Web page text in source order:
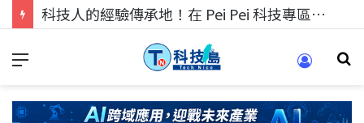
科技人的經驗傳承地！在 Pei Pei 科技專區，與學弟妹交流最硬核的技術